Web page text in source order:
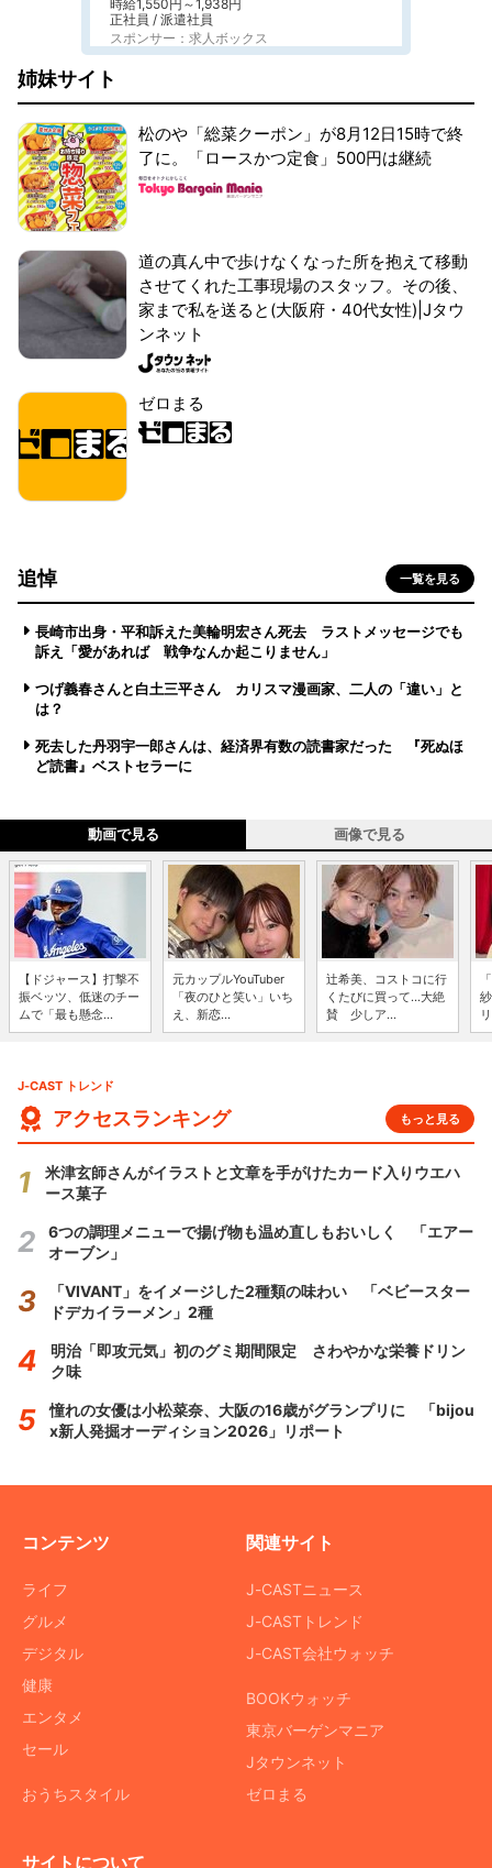
時給1,550円～1,938円
正社員 / 派遣社員
スポンサー：求人ボックス
姉妹サイト
松のや「総菜クーポン」が8月12日15時で終
了に。「ロースかつ定食」500円は継続
道の真ん中で歩けなくなった所を抱えて移動
させてくれた工事現場のスタッフ。その後、
家まで私を送ると(大阪府・40代女性)|Jタウ
ンネット
ゼロまる
追悼 一覧を見る
長崎市出身・平和訴えた美輪明宏さん死去 ラストメッセージでも
訴え「愛があれば 戦争なんか起こりません」
つげ義春さんと白土三平さん カリスマ漫画家、二人の「違い」と
は？
死去した丹羽宇一郎さんは、経済界有数の読書家だった 『死ぬほ
ど読書』ベストセラーに
動画で見る 画像で見る
【ドジャース】打撃不
振ベッツ、低迷のチー
ムで「最も懸念...
元カップルYouTuber
「夜のひと笑い」いち
え、新恋...
辻希美、コストコに行
くたびに買って...大絶
賛 少しア...
J-CAST トレンド
アクセスランキング もっと見る
米津玄師さんがイラストと文章を手がけたカード入りウエハ
ース菓子
6つの調理メニューで揚げ物も温め直しもおいしく 「エアー
オーブン」
「VIVANT」をイメージした2種類の味わい 「ベビースター
ドデカイラーメン」2種
明治「即攻元気」初のグミ期間限定 さわやかな栄養ドリン
ク味
憧れの女優は小松菜奈、大阪の16歳がグランプリに 「bijou
x新人発掘オーディション2026」リポート
コンテンツ
ライフ
グルメ
デジタル
健康
エンタメ
セール
おうちスタイル
関連サイト
J-CASTニュース
J-CASTトレンド
J-CAST会社ウォッチ
BOOKウォッチ
東京バーゲンマニア
Jタウンネット
ゼロまる
サイトについて